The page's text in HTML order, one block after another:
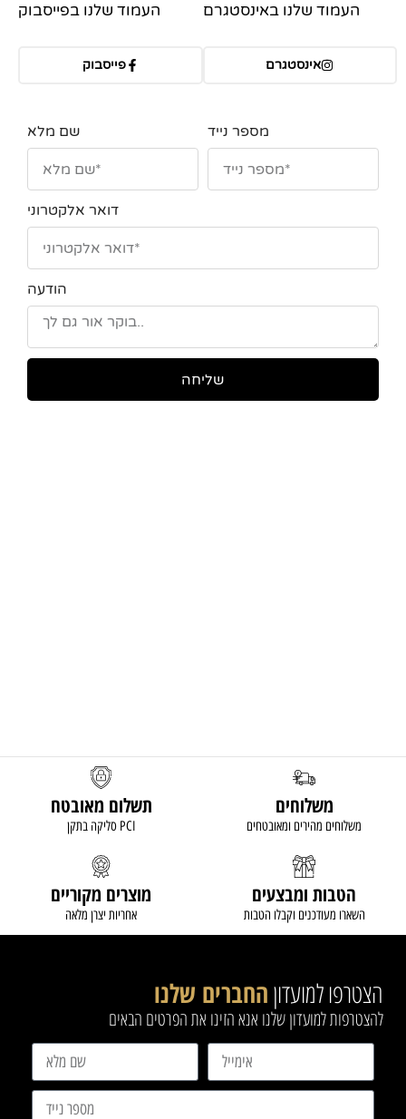
העמוד שלנו בפייסבוק
פייסבוק
העמוד שלנו באינסטגרם
אינסטגרם
שם מלא מספר נייד
דואר אלקטרוני
הודעה
שליחה
תשלום מאובטח
סליקה בתקן PCI
משלוחים
משלוחים מהירים ומאובטחים
מוצרים מקוריים
אחריות יצרן מלאה
הטבות ומבצעים
השארו מעודכנים וקבלו הטבות
הצטרפו למועדוןהחברים שלנו
להצטרפות למועדון שלנו אנא הזינו את הפרטים הבאים